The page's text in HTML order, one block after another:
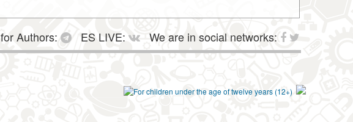
Authors: ES LIVE:
We are in social networks: